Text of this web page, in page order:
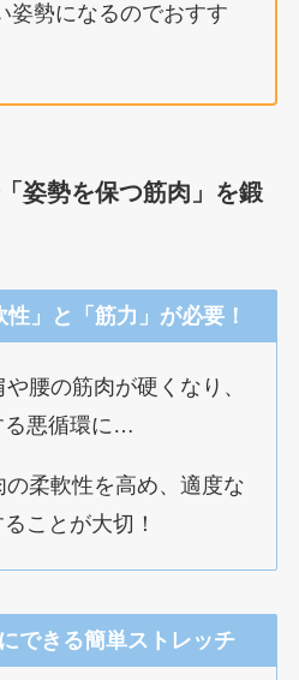
姿勢になるのでおすす
姿勢を保つ筋肉」を鍛
」と「筋力」が必要！
腰の筋肉が硬くなり、
る悪循環に…
の柔軟性を高め、適度な
ことが大切！
できる簡単ストレッチ